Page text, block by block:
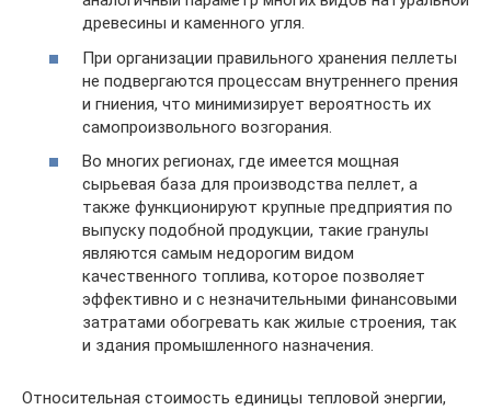
древесины и каменного угля.
При организации правильного хранения пеллеты
не подвергаются процессам внутреннего прения
и гниения, что минимизирует вероятность их
самопроизвольного возгорания.
Во многих регионах, где имеется мощная
сырьевая база для производства пеллет, а
также функционируют крупные предприятия по
выпуску подобной продукции, такие гранулы
являются самым недорогим видом
качественного топлива, которое позволяет
эффективно и с незначительными финансовыми
затратами обогревать как жилые строения, так
и здания промышленного назначения.
Относительная стоимость единицы тепловой энергии,